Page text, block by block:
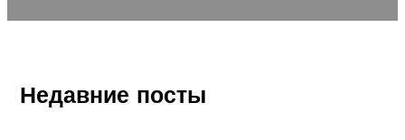
Недавние посты